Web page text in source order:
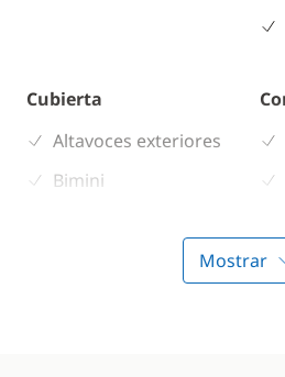
Cubierta
Altavoces exteriores
Bimini
Mostrar